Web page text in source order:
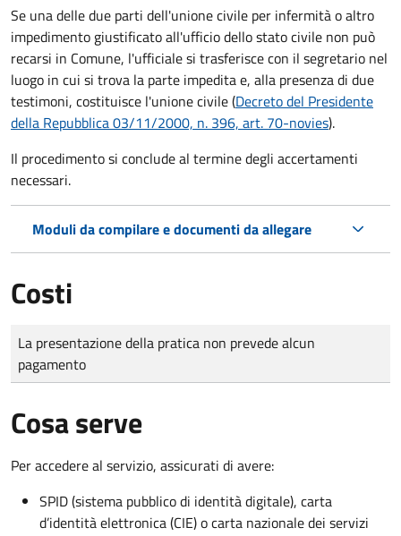
Se una delle due parti dell'unione civile per infermità o altro
impedimento giustificato all'ufficio dello stato civile non può
recarsi in Comune, l'ufficiale si trasferisce con il segretario nel
luogo in cui si trova la parte impedita e, alla presenza di due
testimoni, costituisce l'unione civile (Decreto del Presidente
della Repubblica 03/11/2000, n. 396, art. 70-novies).
Il procedimento si conclude al termine degli accertamenti
necessari.
Moduli da compilare e documenti da allegare
Costi
Tipo di pagamento
Importo
La presentazione della pratica non prevede alcun
pagamento
Cosa serve
Per accedere al servizio, assicurati di avere:
SPID (sistema pubblico di identità digitale), carta
d’identità elettronica (CIE) o carta nazionale dei servizi